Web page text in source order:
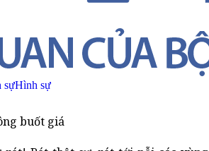
sựHình sự
buốt giá